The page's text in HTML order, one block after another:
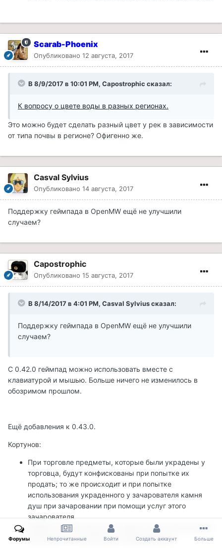
Scarab-Phoenix
Опубликовано 12 августа, 2017
В 8/9/2017 в 10:01 PM, Capostrophic сказал:
К вопросу о цвете воды в разных регионах.
Это можно будет сделать разный цвет у рек в зависимости
от типа почвы в регионе? Офигенно же.
Casval Sylvius
Опубликовано 14 августа, 2017
Поддержку геймпада в OpenMW ещё не улучшили
случаем?
Capostrophic
Опубликовано 15 августа, 2017
В 8/14/2017 в 4:01 PM, Casval Sylvius сказал:
Поддержку геймпада в OpenMW ещё не улучшили
случаем?
С 0.42.0 геймпад можно использовать вместе с
клавиатурой и мышью. Больше ничего не изменилось в
обозримом прошлом.
Ещё добавления к 0.43.0.
Кортунов:
При торговле предметы, которые были украдены у
торговца, будут конфискованы при попытке их
продать; то же происходит и при попытке
использования украденного у зачарователя камня
душ при зачаровании при помощи услуг этого
зачарователя
Любые спутники больше не будут пытаться атаковать
или донести на игрока при совершении им
Форумы Непрочитанные Войти Создать аккаунт Больше